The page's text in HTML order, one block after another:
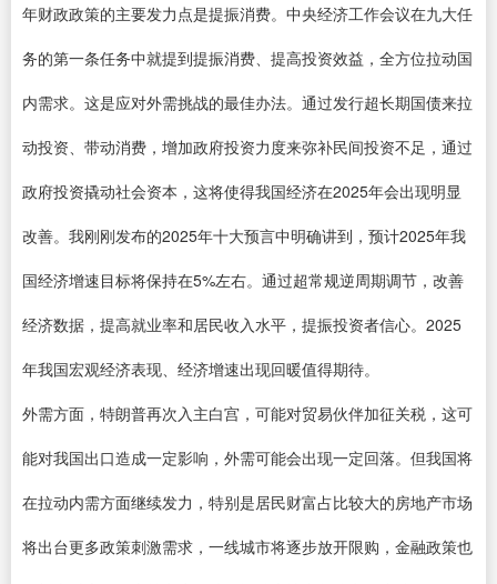
年财政政策的主要发力点是提振消费。中央经济工作会议在九大任
务的第一条任务中就提到提振消费、提高投资效益，全方位拉动国
内需求。这是应对外需挑战的最佳办法。通过发行超长期国债来拉
动投资、带动消费，增加政府投资力度来弥补民间投资不足，通过
政府投资撬动社会资本，这将使得我国经济在2025年会出现明显
改善。我刚刚发布的2025年十大预言中明确讲到，预计2025年我
国经济增速目标将保持在5%左右。通过超常规逆周期调节，改善
经济数据，提高就业率和居民收入水平，提振投资者信心。2025
年我国宏观经济表现、经济增速出现回暖值得期待。
外需方面，特朗普再次入主白宫，可能对贸易伙伴加征关税，这可
能对我国出口造成一定影响，外需可能会出现一定回落。但我国将
在拉动内需方面继续发力，特别是居民财富占比较大的房地产市场
将出台更多政策刺激需求，一线城市将逐步放开限购，金融政策也